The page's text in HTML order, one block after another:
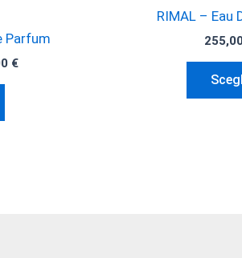
Parfum
€Fascia
Questo
RIMAL – Eau